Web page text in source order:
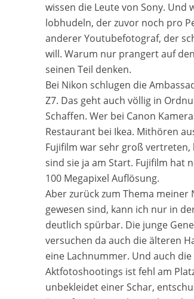
wissen die Leute von Sony. Und
lobhudeln, der zuvor noch pro
anderer Youtubefotograf, der
will. Warum nur prangert auf
seinen Teil denken.
Bei Nikon schlugen die
Z7. Das geht auch völlig in
Schaffen. Wer bei Canon
Restaurant bei Ikea. Mithören
Fujifilm war sehr groß vertreten,
sind sie ja am Start. Fujifilm hat
100 Megapixel Auflösung.
Aber zurück zum Thema meiner
gewesen sind, kann ich nur in
deutlich spürbar. Die junge
versuchen da auch die älteren
eine Lachnummer. Und auch
Aktfotoshootings ist fehl am
unbekleidet einer Schar,